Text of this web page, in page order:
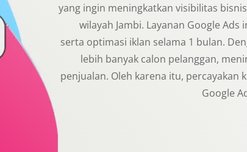
yang ingin meningkatkan visibilitas
wilayah Jambi. Layanan Google
serta optimasi iklan selama 1 bulan.
lebih banyak calon pelanggan,
penjualan. Oleh karena itu, percayakan
Google